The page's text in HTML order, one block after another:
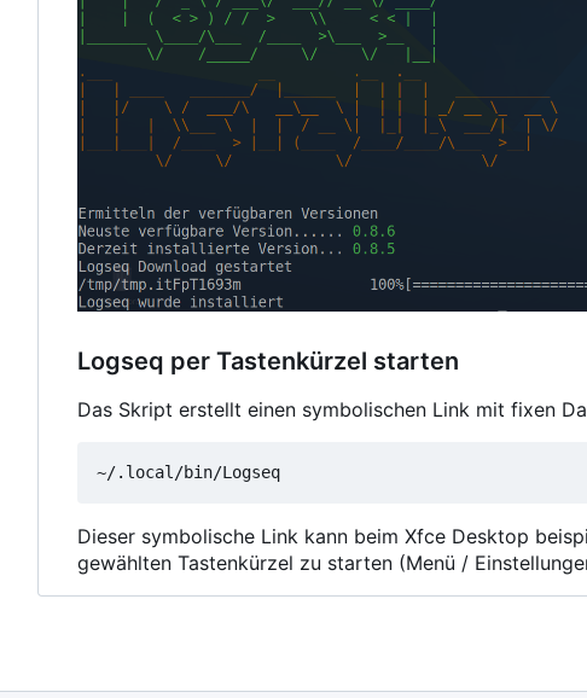
Logseq per Tastenkürzel starten
Das Skript erstellt einen symbolischen Link mit fixen
Dieser symbolische Link kann beim Xfce Desktop
gewählten Tastenkürzel zu starten (Menü /